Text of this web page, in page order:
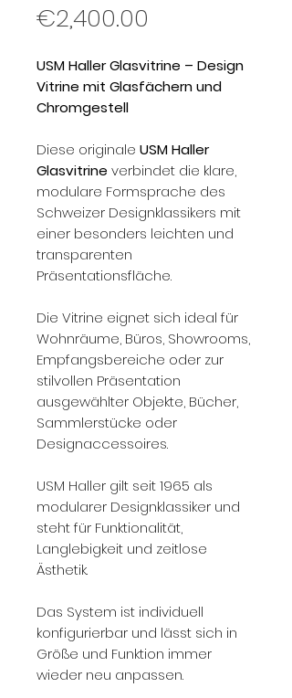
€2,400.00
USM Haller Glasvitrine – Design
Vitrine mit Glasfächern und
Chromgestell
Diese originale USM Haller
Glasvitrine verbindet die klare,
modulare Formsprache des
Schweizer Designklassikers mit
einer besonders leichten und
transparenten
Präsentationsfläche.
Die Vitrine eignet sich ideal für
Wohnräume, Büros, Showrooms,
Empfangsbereiche oder zur
stilvollen Präsentation
ausgewählter Objekte, Bücher,
Sammlerstücke oder
Designaccessoires.
USM Haller gilt seit 1965 als
modularer Designklassiker und
steht für Funktionalität,
Langlebigkeit und zeitlose
Ästhetik.
Das System ist individuell
konfigurierbar und lässt sich in
Größe und Funktion immer
wieder neu anpassen.